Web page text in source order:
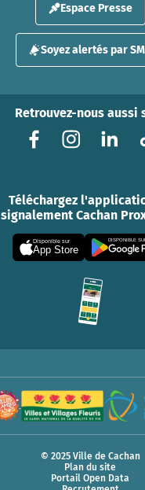
Espace Presse
Soyez alertés par
Retrouvez-nous aussi
Téléchargez
signalement Cachan
Disponible sur
App Store
DISPONIBLE
© 2025 Ville de Cachan
Plan du site
Portail Open Data